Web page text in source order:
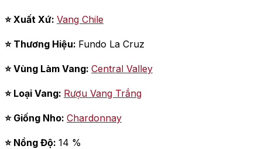
⭐ Xuất Xứ: Vang Chile
⭐ Thương Hiệu: Fundo La Cruz
⭐ Vùng Làm Vang: Central Valley
⭐ Loại Vang: Rượu Vang Trắng
⭐ Giống Nho: Chardonnay
⭐ Nồng Độ: 14 %